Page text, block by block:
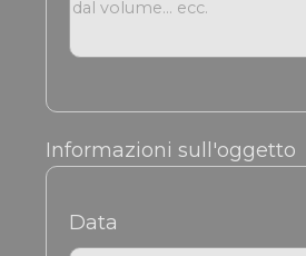
Informazioni sull'oggetto
Data